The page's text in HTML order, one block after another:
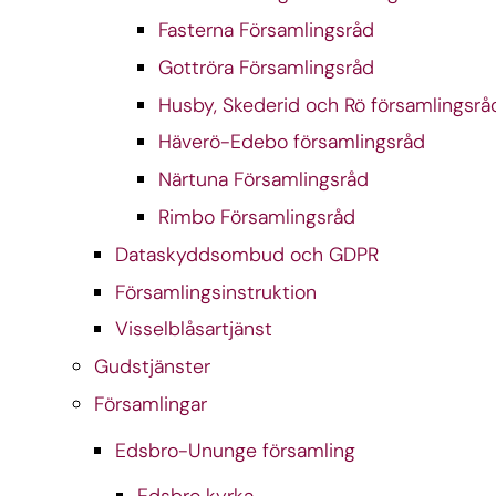
Fasterna Församlingsråd
Gottröra Församlingsråd
Husby, Skederid och Rö
Häverö-Edebo församlingsråd
Närtuna Församlingsråd
Rimbo Församlingsråd
Dataskyddsombud och GDPR
Församlingsinstruktion
Visselblåsartjänst
Gudstjänster
Församlingar
Edsbro-Ununge församling